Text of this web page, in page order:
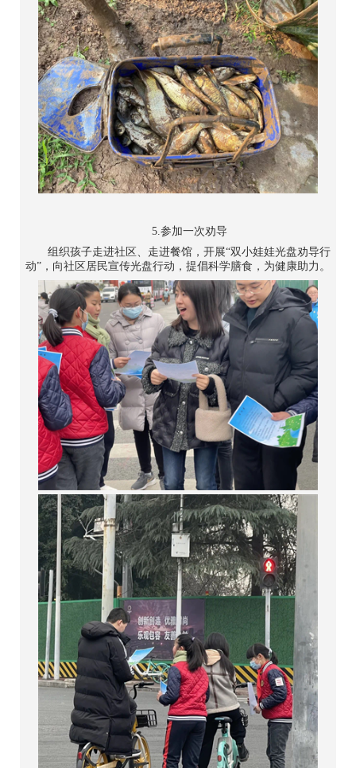
5.参加一次劝导
组织孩子走进社区、走进餐馆，开展“双小娃娃光盘劝导行
动”，向社区居民宣传光盘行动，提倡科学膳食，为健康助力。